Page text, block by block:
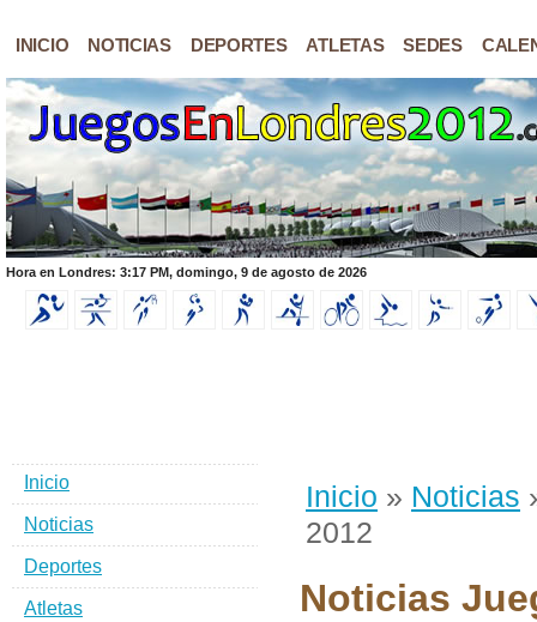
INICIO NOTICIAS DEPORTES ATLETAS SEDES
Hora en Londres: 3:17 PM, domingo, 9 de agosto de 2026
Inicio » Noticias
2012
Noticias
Inicio
Noticias
Deportes
Atletas